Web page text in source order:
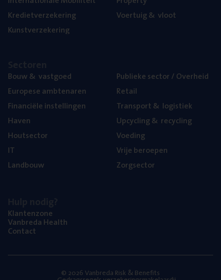
Kre­diet­ver­ze­ke­ring
Kunst­ver­ze­ke­ring
Voer­tuig& vloot
Bouw& vastgoed
Euro­pe­se ambtenaren
Finan­ci­ë­le instellingen
Haven
Hout­sec­tor
IT
Land­bouw
Publie­ke sec­tor / Overheid
Retail
Trans­port& logistiek
Upcy­cling& recycling
Voe­ding
Vrije beroe­pen
Zorg­sec­tor
Klan­ten­zo­ne
Van­b­re­da Health
Con­tact
© 2026 Vanbreda Risk & Benefits